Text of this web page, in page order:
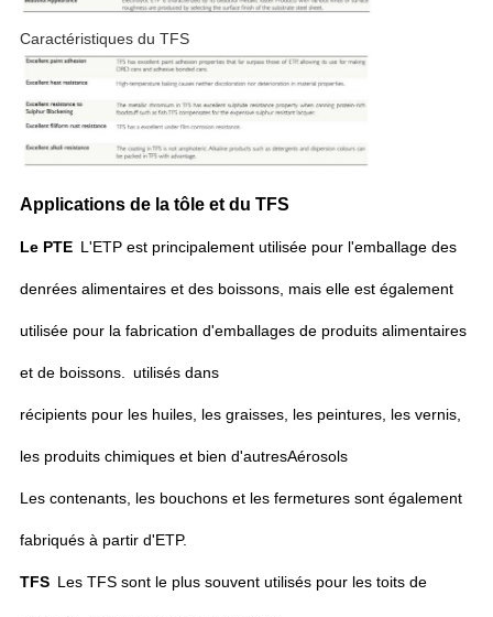
Caractéristiques du TFS
Applications de la tôle et du TFS
Le PTE L'ETP est principalement utilisée pour l'emballage des
denrées alimentaires et des boissons, mais elle est également
utilisée pour la fabrication d'emballages de produits alimentaires
et de boissons. utilisés dans
récipients pour les huiles, les graisses, les peintures, les vernis,
les produits chimiques et bien d'autresAérosols
Les contenants, les bouchons et les fermetures sont également
fabriqués à partir d'ETP.
TFS Les TFS sont le plus souvent utilisés pour les toits de